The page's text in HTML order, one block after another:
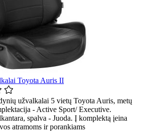
Toyota Auris II
užvalkalai 5 vietų Toyota Auris, metų
- Active Sport/ Executive.
spalva - Juoda. Į komplektą įeina
atramoms ir porankiams